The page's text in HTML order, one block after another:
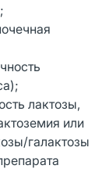
лактозы,
или
галактозы